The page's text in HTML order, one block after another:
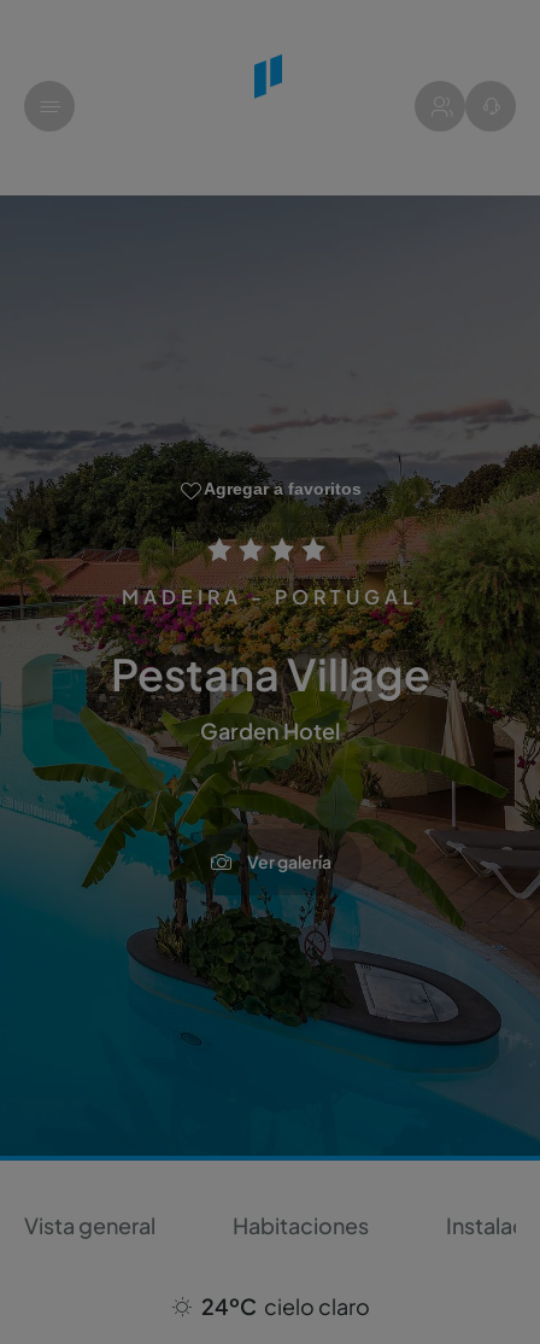
Agregar a favoritos
MADEIRA - PORTUGAL
Pestana Village
Garden Hotel
Ver galería
Vista general Habitaciones
24ºC cielo claro